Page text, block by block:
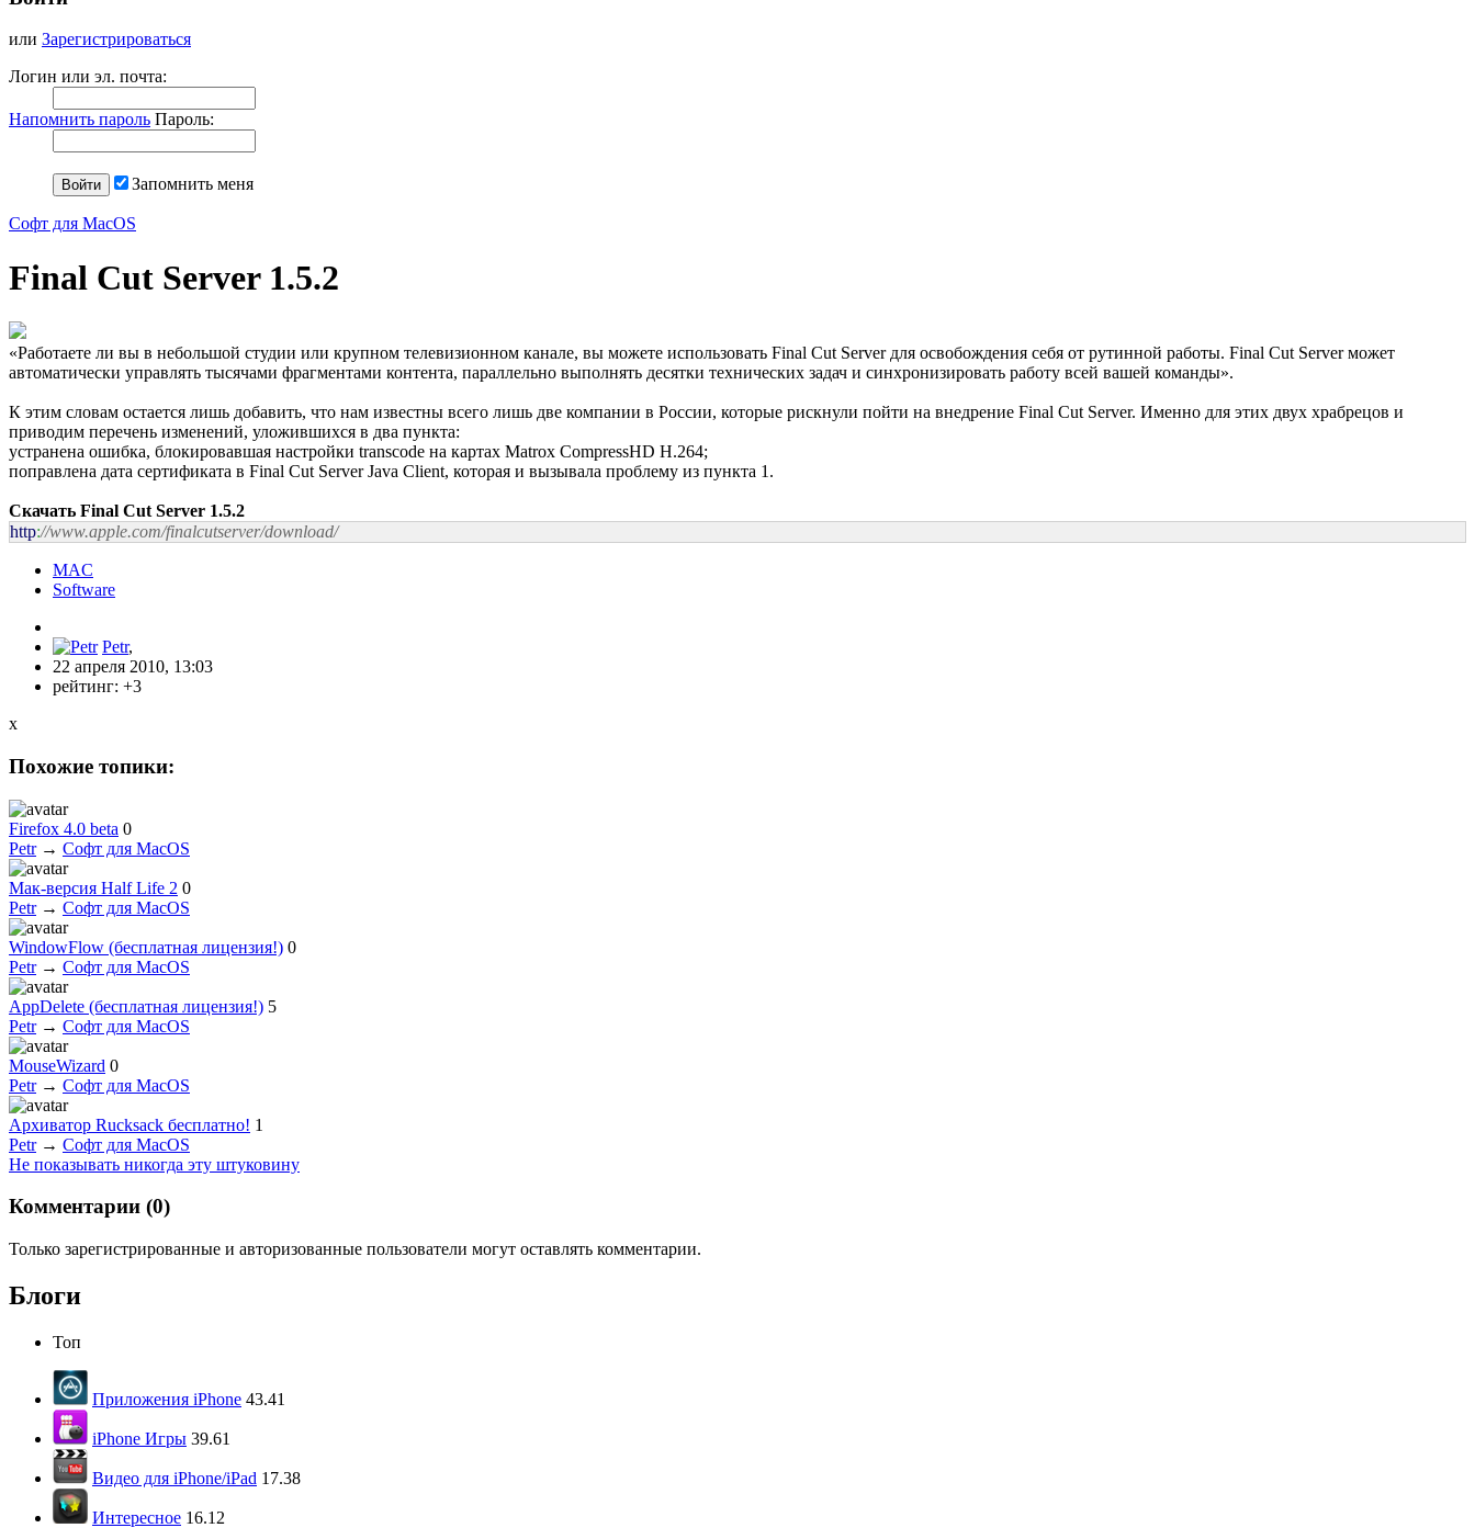
или Зарегистрироваться
Логин или эл. почта:
Напомнить пароль Пароль:
Запомнить меня
Софт для MacOS
Final Cut Server 1.5.2
«Работаете ли вы в небольшой студии или крупном телевизионном канале, вы можете использовать Final Cut Server для освобождения себя от рутинной работы. Final Cut Server может
автоматически управлять тысячами фрагментами контента, параллельно выполнять десятки технических задач и синхронизировать работу всей вашей команды».
К этим словам остается лишь добавить, что нам известны всего лишь две компании в России, которые рискнули пойти на внедрение Final Cut Server. Именно для этих двух храбрецов и
приводим перечень изменений, уложившихся в два пункта:
устранена ошибка, блокировавшая настройки transcode на картах Matrox CompressHD H.264;
поправлена дата сертификата в Final Cut Server Java Client, которая и вызывала проблему из пункта 1.
Скачать Final Cut Server 1.5.2
http://www.apple.com/finalcutserver/download/
MAC
Software
Petr,
22 апреля 2010, 13:03
рейтинг: +3
x
Похожие топики:
Firefox 4.0 beta 0
Petr→ Софт для MacOS
Мак-версия Half Life 2 0
Petr→ Софт для MacOS
WindowFlow (бесплатная лицензия!) 0
Petr→ Софт для MacOS
AppDelete (бесплатная лицензия!) 5
Petr→ Софт для MacOS
MouseWizard 0
Petr→ Софт для MacOS
Архиватор Rucksack бесплатно! 1
Petr→ Софт для MacOS
Не показывать никогда эту штуковину
Комментарии (0)
Только зарегистрированные и авторизованные пользователи могут оставлять комментарии.
Блоги
Топ
Приложения iPhone 43.41
iPhone Игры 39.61
Видео для iPhone/iPad 17.38
Интересное 16.12